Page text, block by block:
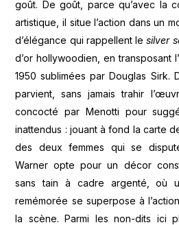
goût. De goût, parce qu’avec la
artistique, il situe l’action dans un
d’élégance qui rappellent lesilver
d’or hollywoodien, en transposant
1950 sublimées par Douglas Sirk.
parvient, sans jamais trahir
concocté par Menotti pour
inattendus : jouant à fond la carte
des deux femmes qui se
Warner opte pour un décor
sans tain à cadre argenté, où
remémorée se superpose à
la scène. Parmi les non-dits ici